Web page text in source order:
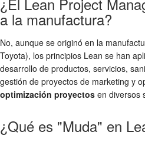
a la manufactura?
No, aunque se originó en la
Toyota), los principios Lean se han
desarrollo de productos, servicios,
gestión de proyectos de marketing y
optimización proyectos en diversos
¿Qué es "Muda" en